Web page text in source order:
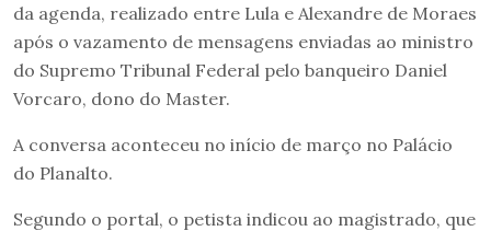
da agenda, realizado entre Lula e Alexandre de Moraes
após o vazamento de mensagens enviadas ao ministro
do Supremo Tribunal Federal pelo banqueiro Daniel
Vorcaro, dono do Master.
A conversa aconteceu no início de março no Palácio
do Planalto.
Segundo o portal, o petista indicou ao magistrado, que